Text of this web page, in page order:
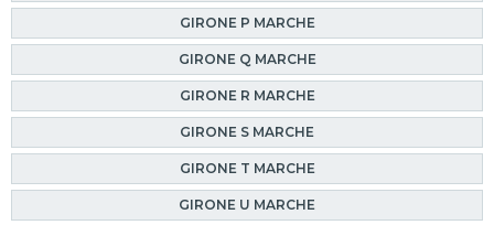
GIRONE P MARCHE
GIRONE Q MARCHE
GIRONE R MARCHE
GIRONE S MARCHE
GIRONE T MARCHE
GIRONE U MARCHE